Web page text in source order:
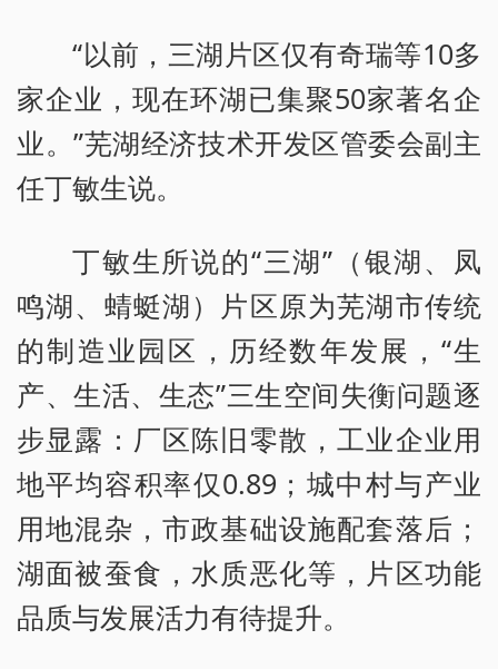
“以前，三湖片区仅有奇瑞等10多
家企业，现在环湖已集聚50家著名企
业。”芜湖经济技术开发区管委会副主
任丁敏生说。
丁敏生所说的“三湖”（银湖、凤
鸣湖、蜻蜓湖）片区原为芜湖市传统
的制造业园区，历经数年发展，“生
产、生活、生态”三生空间失衡问题逐
步显露：厂区陈旧零散，工业企业用
地平均容积率仅0.89；城中村与产业
用地混杂，市政基础设施配套落后；
湖面被蚕食，水质恶化等，片区功能
品质与发展活力有待提升。